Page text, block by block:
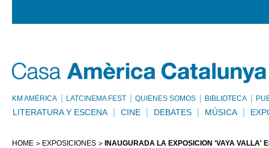
KM AMÈRICA LATCINEMA FEST QUIÉNES SOMOS BIBLIOTECA
LITERATURA Y ESCENA CINE DEBATES MÚSICA
HOME EXPOSICIONES INAUGURADA LA EXPOSICIÓN 'VAYA VALLA'